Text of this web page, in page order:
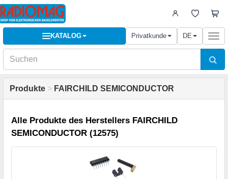
KATALOG Privatkunde DE
Produkte > FAIRCHILD SEMICONDUCTOR
Alle Produkte des Herstellers FAIRCHILD
SEMICONDUCTOR (12575)